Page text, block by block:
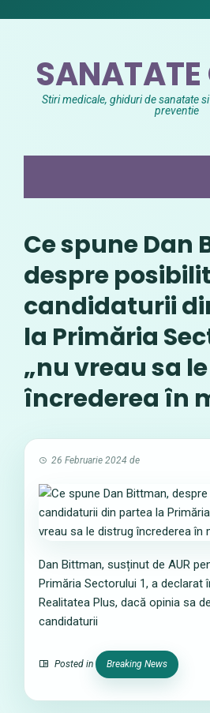
SANATATE
Stiri medicale, ghiduri de sanatate
preventie
Ce spune Dan
despre
candidaturii
la Primăria
„nu vreau sa
încrederea în
26 Februarie 2024 de
Dan Bittman, susținut de AUR
Primăria Sectorului 1, a declarat
Realitatea Plus, dacă opinia sa
candidaturii
Posted in Breaking News